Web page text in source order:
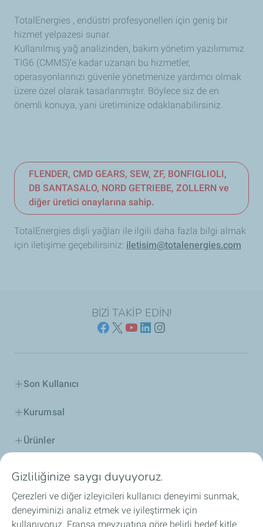
TotalEnergies , endüstri profesyonelleri için geniş bir
hizmet yelpazesi sunar.
Kullanılmış yağ analizinden, bakım yönetim yazılımımız
TIG6 (CMMS)’e kadar uzanan bu hizmetler,
operasyonlarınızı güvenle yönetmenize yardımcı olmak
üzere özel olarak tasarlanmıştır. Böylece siz de en
önemli konuya, yani üretiminize odaklanabilirsiniz.
FLENDER, CMD GEARS, SEW, ZF, BONFIGLIOLI,
DB SANTASALO, NORD GETRIEBE, ZOLLERN ve
diğer üretici onaylarına sahip.
TotalEnergies dişli yağları ile ilgili daha fazla bilgi almak
için iletişime geçebilirsiniz: iletisim@totalenergies.com
BİZİ TAKİP EDİN!
Son Kullanıcı
Kurumsal
Ürünler
İş Birlikleri
Gizliliğinize saygı duyuyoruz.
Çerezleri ve diğer izleyicileri kullanıcı deneyimi sunmak,
deneyiminizi analiz etmek ve iyileştirmek için
kullanıyoruz. Fransa mevzuatına göre belirli hedef kitle